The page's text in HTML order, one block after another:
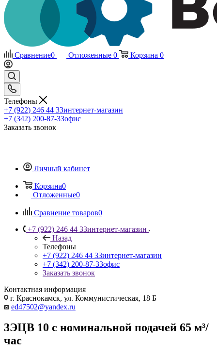
Сравнение0 Отложенные 0 Корзина 0
Телефоны
+7 (922) 246 44 33интернет-магазин
+7 (342) 200-87-33офис
Заказать звонок
Личный кабинет
Корзина0
Отложенные0
Сравнение товаров0
+7 (922) 246 44 33интернет-магазин
Назад
Телефоны
+7 (922) 246 44 33интернет-магазин
+7 (342) 200-87-33офис
Заказать звонок
Контактная информация
г. Краснокамск, ул. Коммунистическая, 18 Б
ed47502@yandex.ru
3ЭЦВ 10 с номинальной подачей 65 м³/
час